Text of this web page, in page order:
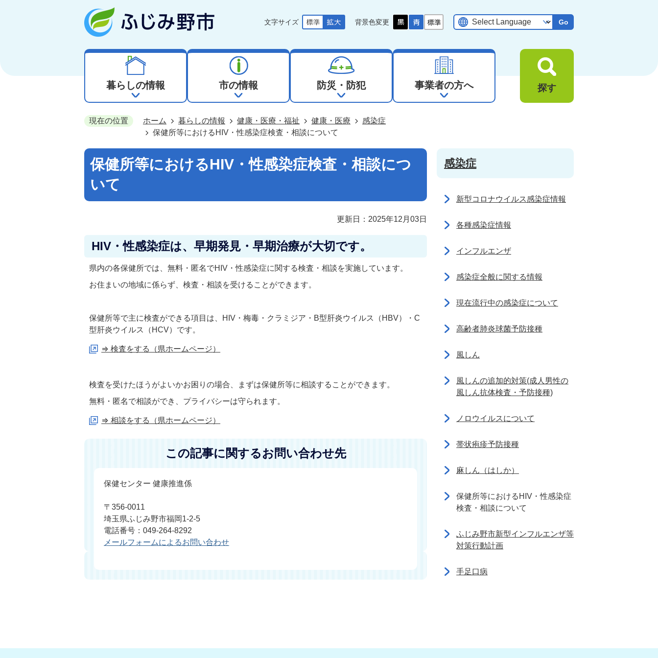
文字サイズ 背景色変更 Go
暮らしの情報 市の情報 防災・防犯 事業者の方へ 探す
現在の位置 ホーム 暮らしの情報 健康・医療・福祉 健康・医療
感染症
保健所等におけるHIV・性感染症検査・相談について
保健所等におけるHIV・性感染症検査・相談につ
いて
更新日：2025年12月03日
HIV・性感染症は、早期発見・早期治療が大切です。
県内の各保健所では、無料・匿名でHIV・性感染症に関する検査・相談を実施しています。
お住まいの地域に係らず、検査・相談を受けることができます。
保健所等で主に検査ができる項目は、HIV・梅毒・クラミジア・B型肝炎ウイルス（HBV）・C
型肝炎ウイルス（HCV）です。
⇒ 検査をする（県ホームページ）
検査を受けたほうがよいかお困りの場合、まずは保健所等に相談することができます。
無料・匿名で相談ができ、プライバシーは守られます。
⇒ 相談をする（県ホームページ）
この記事に関するお問い合わせ先
保健センター 健康推進係
〒356-0011
埼玉県ふじみ野市福岡1-2-5
電話番号：049-264-8292
メールフォームによるお問い合わせ
感染症
新型コロナウイルス感染症情報
各種感染症情報
インフルエンザ
感染症全般に関する情報
現在流行中の感染症について
高齢者肺炎球菌予防接種
風しん
風しんの追加的対策(成人男性の
風しん抗体検査・予防接種)
ノロウイルスについて
帯状疱疹予防接種
麻しん（はしか）
保健所等におけるHIV・性感染症
検査・相談について
ふじみ野市新型インフルエンザ等
対策行動計画
手足口病